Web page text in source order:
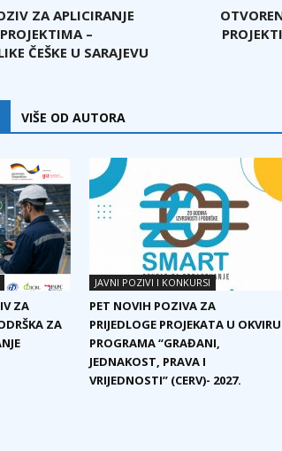
ZA APLICIRANJE
–
ČEŠKE U SARAJEVU
VIŠE OD AUTORA
ZA
ZA
JAVNI POZIVI I KONKURSI
PET NOVIH POZIVA ZA
PRIJEDLOGE PROJEKATA U OKVIRU
PROGRAMA “GRAĐANI,
JEDNAKOST, PRAVA I
VRIJEDNOSTI” (CERV)- 2027.